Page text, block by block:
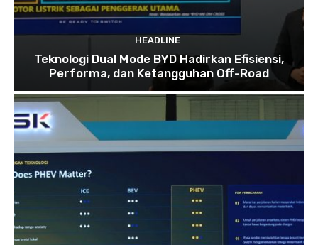
HEADLINE
Teknologi Dual Mode BYD Hadirkan Efisiensi,
Performa, dan Ketangguhan Off-Road